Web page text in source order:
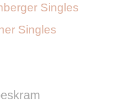
Singles
Singles